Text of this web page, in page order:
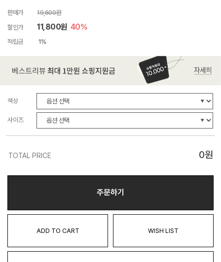
판매가
19,600원
할인가
11,800원 40%
적립금 1%
색상
사이즈
TOTAL PRICE 0원
주문하기
ADD TO CART WISH LIST